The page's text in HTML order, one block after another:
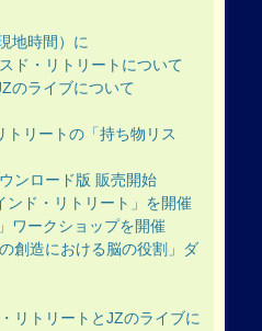
地時間）に
ド・リトリートについて
のライブについて
リートの「持ち物リス
ンロード版 販売開始
ンド・リトリート」を開催
ワークショップを開催
創造における脳の役割」ダ
リトリートとJZのライブに